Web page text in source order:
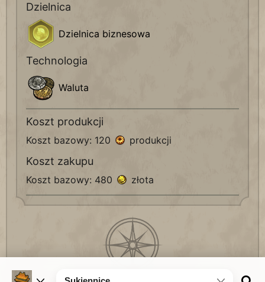
Dzielnica
Dzielnica biznesowa
Technologia
Waluta
Koszt produkcji
Koszt bazowy: 120 produkcji
Koszt zakupu
Koszt bazowy: 480 złota